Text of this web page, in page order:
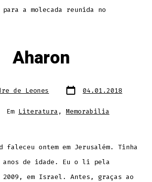
a molecada reunida no
Aharon
de Leones Data
do
04.01.2018
Em Literatura , Memorabilia
faleceu ontem em Jerusalém. Tinha
de idade. Eu o li pela
2009, em Israel. Antes, graças ao